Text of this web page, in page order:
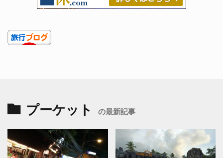
プーケット の最新記事